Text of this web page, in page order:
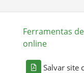
Ferramentas
online
Salvar site